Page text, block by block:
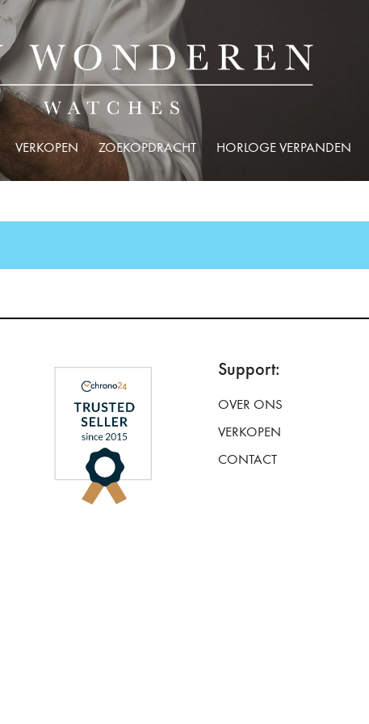
VERKOPEN ZOEKOPDRACHT HORLOGE VERPANDEN
Support:
OVER ONS
VERKOPEN
CONTACT